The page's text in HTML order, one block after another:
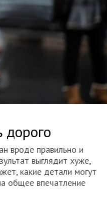
дорого
вроде правильно и
выглядит хуже,
какие детали могут
общее впечатление